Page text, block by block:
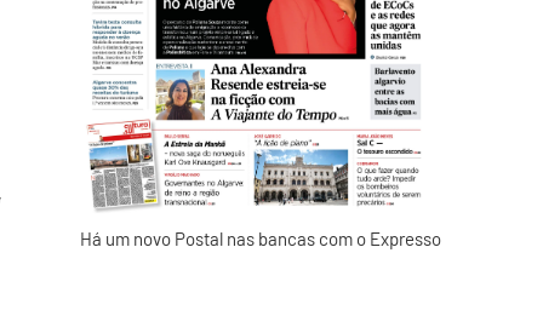
Há um novo Postal nas bancas com o Expresso